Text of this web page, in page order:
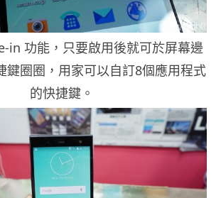
in 功能，只要啟用後就可於屏幕邊
鍵圈圈，用家可以自訂8個應用程式
的快捷鍵。